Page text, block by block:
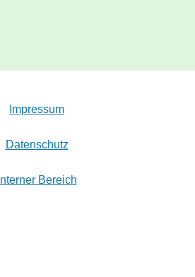
Impressum
Datenschutz
Interner Bereich